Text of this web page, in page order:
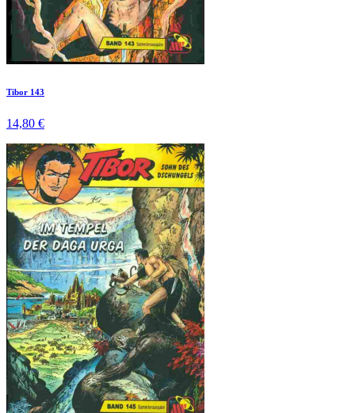
Tibor 143
14,80 €